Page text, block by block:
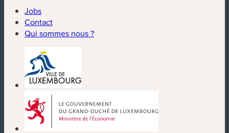
Jobs
Contact
Qui sommes nous ?